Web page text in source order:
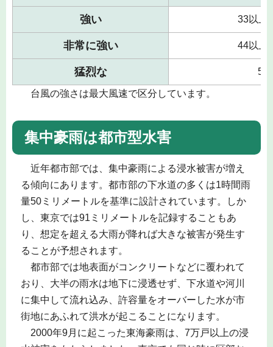
強い 33以
非常に強い 44以
猛烈な 54
台風の強さは最大風速で区分しています。
集中豪雨は都市型水害
近年都市部では、集中豪雨による浸水被害が増え
る傾向にあります。都市部の下水道の多くは1時間雨
量50ミリメートルを基準に設計されています。しか
し、東京では91ミリメートルを記録することもあ
り、想定を超える大雨が降れば大きな被害が発生す
ることが予想されます。
都市部では地表面がコンクリートなどに覆われて
おり、大半の雨水は地下に浸透せず、下水道や河川
に集中して流れ込み、許容量をオーバーした水が市
街地にあふれて洪水が起こることになります。
2000年9月に起こった東海豪雨は、7万戸以上の浸